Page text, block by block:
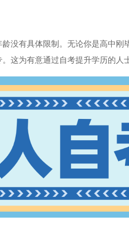
没有具体限制。无论你是高中
这为有意通过自考提升学历的人